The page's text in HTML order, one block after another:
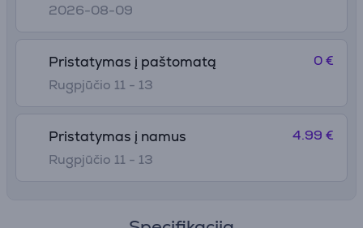
2026-08-09
Pristatymas į paštomatą
Rugpjūčio 11 - 13
0 €
Pristatymas į namus
Rugpjūčio 11 - 13
4.99 €